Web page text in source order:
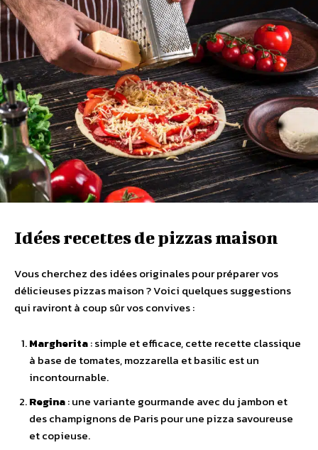
Idées recettes de pizzas maison
Vous cherchez des idées originales pour préparer vos
délicieuses pizzas maison ? Voici quelques suggestions
qui raviront à coup sûr vos convives :
Margherita: simple et efficace, cette recette classique
à base de tomates, mozzarella et basilic est un
incontournable.
Regina: une variante gourmande avec du jambon et
des champignons de Paris pour une pizza savoureuse
et copieuse.